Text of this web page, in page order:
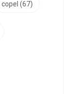
copel (67)